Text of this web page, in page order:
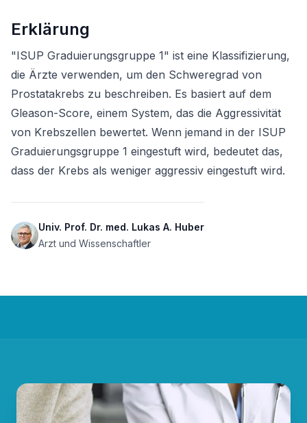
Erklärung
"ISUP Graduierungsgruppe 1" ist eine Klassifizierung,
die Ärzte verwenden, um den Schweregrad von
Prostatakrebs zu beschreiben. Es basiert auf dem
Gleason-Score, einem System, das die Aggressivität
von Krebszellen bewertet. Wenn jemand in der ISUP
Graduierungsgruppe 1 eingestuft wird, bedeutet das,
dass der Krebs als weniger aggressiv eingestuft wird.
Univ. Prof. Dr. med. Lukas A. Huber
Arzt und Wissenschaftler